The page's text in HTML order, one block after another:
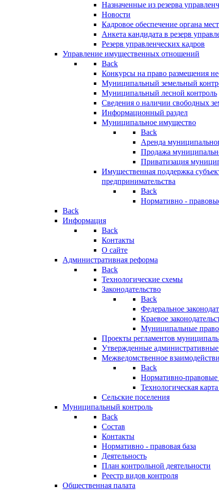
Назначенные из резерва
Новости
Кадровое обеспечение органа
Анкета кандидата в резерв
Резерв управленческих кадров
Управление имущественных отношений
Back
Конкурсы на право размещения
Муниципальный земельный
Муниципальный лесной контроль
Сведения о наличии свободных
Информационный раздел
Муниципальное имущество
Back
Аренда
Продажа
Приватизация
Имущественная поддержка
предпринимательства
Back
Нормативно -
Back
Информация
Back
Контакты
О сайте
Административная реформа
Back
Технологические схемы
Законодательство
Back
Федеральное
Краевое
Муниципальные
Проекты регламентов
Утвержденные
Межведомственное
Back
Нормативно-правовые
Технологическая
Сельские поселения
Муниципальный контроль
Back
Состав
Контакты
Нормативно - правовая база
Деятельность
План контрольной деятельности
Реестр видов контроля
Общественная палата